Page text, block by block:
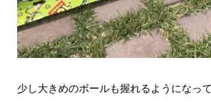
少し大きめのボールも握れるようになっ